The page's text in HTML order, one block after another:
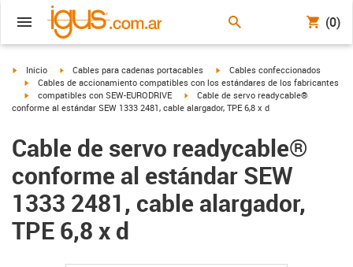
(0)
igus-icon-arrow-right
Inicio igus-icon-arrow-right
Cables para cadenas portacables igus-icon-arrow-right
Cables confeccionados
igus-icon-arrow-right
Cables de accionamiento compatibles con los estándares de los fabricantes
igus-icon-arrow-right
compatibles con SEW-EURODRIVE igus-icon-arrow-right
Cable de servo readycable®
conforme al estándar SEW 1333 2481, cable alargador, TPE 6,8 x d
Cable de servo readycable®
conforme al estándar SEW
1333 2481, cable alargador,
TPE 6,8 x d